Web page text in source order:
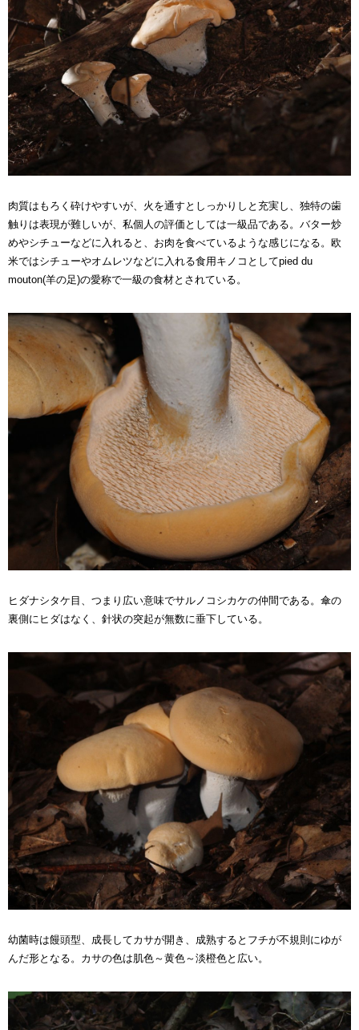
肉質はもろく砕けやすいが、火を通すとしっかりしと充実し、独特の歯
触りは表現が難しいが、私個人の評価としては一級品である。バター炒
めやシチューなどに入れると、お肉を食べているような感じになる。欧
米ではシチューやオムレツなどに入れる食用キノコとしてpied du
mouton(羊の足)の愛称で一級の食材とされている。
ヒダナシタケ目、つまり広い意味でサルノコシカケの仲間である。傘の
裏側にヒダはなく、針状の突起が無数に垂下している。
幼菌時は饅頭型、成長してカサが開き、成熟するとフチが不規則にゆが
んだ形となる。カサの色は肌色～黄色～淡橙色と広い。